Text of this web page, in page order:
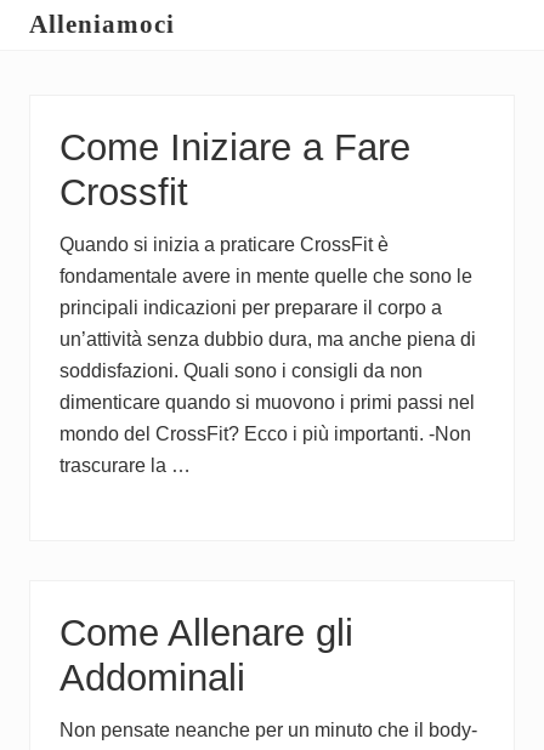
Menu
Skip
Skip
SkipAlleniamoci
Come
Allenarsi
Come Iniziare a Fare
Crossfit
Quando si inizia a praticare CrossFit è
fondamentale avere in mente quelle che sono le
principali indicazioni per preparare il corpo a
un’attività senza dubbio dura, ma anche piena di
soddisfazioni. Quali sono i consigli da non
dimenticare quando si muovono i primi passi nel
mondo del CrossFit? Ecco i più importanti. -Non
trascurare la …
Come Allenare gli
Addominali
Non pensate neanche per un minuto che il body-